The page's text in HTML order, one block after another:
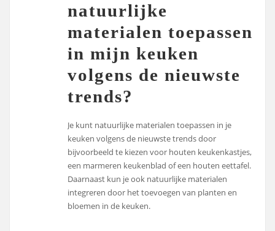
natuurlijke
materialen toepassen
in mijn keuken
volgens de nieuwste
trends?
Je kunt natuurlijke materialen toepassen in je
keuken volgens de nieuwste trends door
bijvoorbeeld te kiezen voor houten keukenkastjes,
een marmeren keukenblad of een houten eettafel.
Daarnaast kun je ook natuurlijke materialen
integreren door het toevoegen van planten en
bloemen in de keuken.